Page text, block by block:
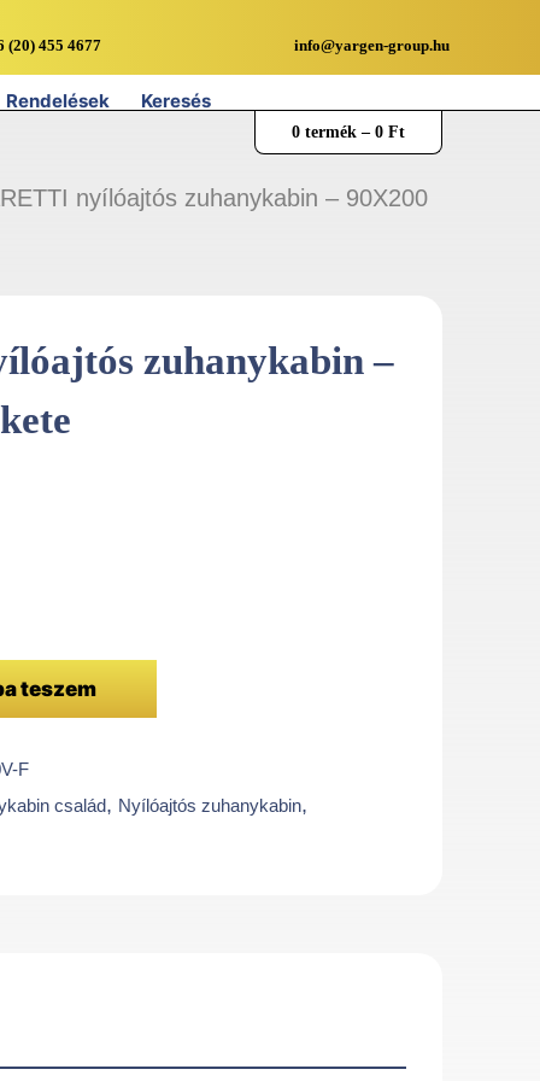
(20) 455 4677 info@yargen-group.hu
Rendelések Keresés
0 termék –0Ft
nyílóajtós zuhanykabin – 90X200
zuhanykabin –
teszem
F
család, Nyílóajtós zuhanykabin,